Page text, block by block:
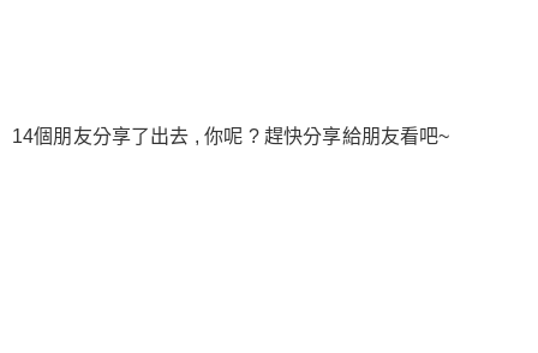
14個朋友分享了出去 , 你呢 ? 趕快分享給朋友看吧~